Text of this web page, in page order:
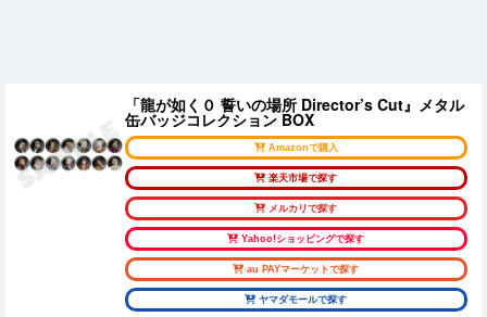
「龍が如く０ 誓いの場所 Director’s Cut』メタル
缶バッジコレクション BOX
Amazonで購入
楽天市場で探す
メルカリで探す
Yahoo!ショッピングで探す
au PAYマーケットで探す
ヤマダモールで探す